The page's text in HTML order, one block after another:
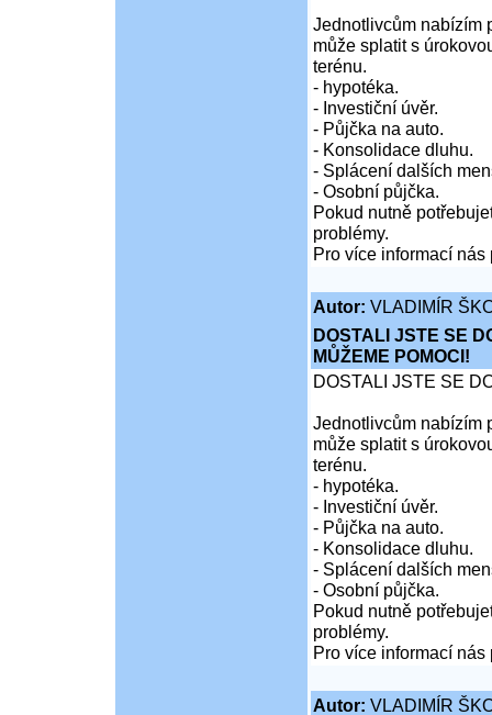
Jednotlivcům nabízím
může splatit s
terénu.
- hypotéka.
- Investiční úvěr.
- Půjčka na auto.
- Konsolidace dluhu.
- Splácení dalších
- Osobní půjčka.
Pokud nutně
problémy.
Pro více informací nás
Autor: VLADIMÍR
DOSTALI JSTE SE
MŮŽEME POMOCI!
DOSTALI JSTE SE
Jednotlivcům nabízím
může splatit s
terénu.
- hypotéka.
- Investiční úvěr.
- Půjčka na auto.
- Konsolidace dluhu.
- Splácení dalších
- Osobní půjčka.
Pokud nutně
problémy.
Pro více informací nás
Autor: VLADIMÍR